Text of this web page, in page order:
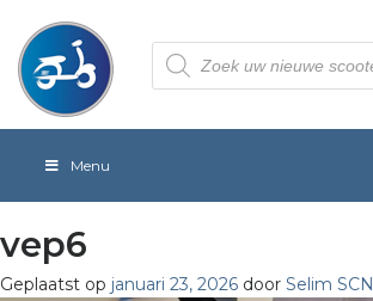
Producten
zoeken
Menu
vep6
Geplaatst op januari 23, 2026 door Selim SCN